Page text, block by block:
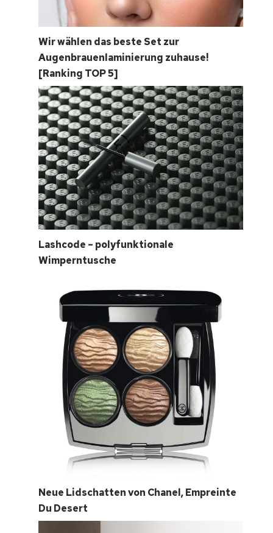
Wir wählen das beste Set zur
Augenbrauenlaminierung zuhause!
[Ranking TOP 5]
Lashcode – polyfunktionale
Wimperntusche
Neue Lidschatten von Chanel, Empreinte
Du Desert